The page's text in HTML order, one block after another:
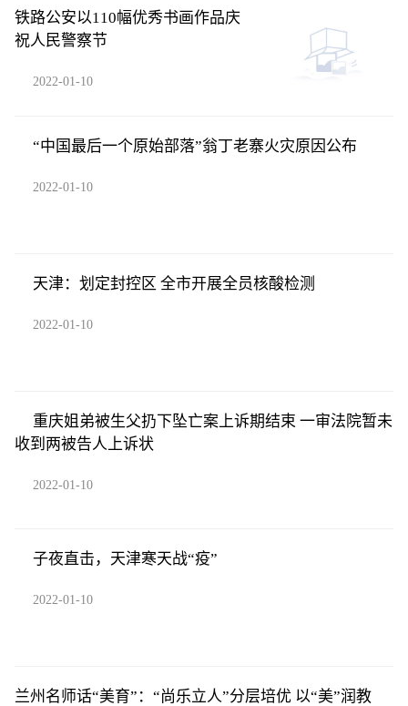
铁路公安以110幅优秀书画作品庆
祝人民警察节
2022-01-10
“中国最后一个原始部落”翁丁老寨火灾原因公布
2022-01-10
天津：划定封控区 全市开展全员核酸检测
2022-01-10
重庆姐弟被生父扔下坠亡案上诉期结束 一审法院暂未
收到两被告人上诉状
2022-01-10
子夜直击，天津寒天战“疫”
2022-01-10
兰州名师话“美育”：“尚乐立人”分层培优 以“美”润教